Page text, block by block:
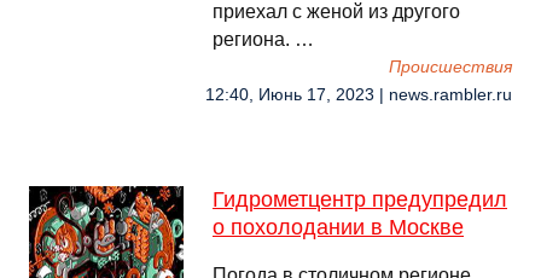
приехал с женой из другого
региона. …
Происшествия
12:40, Июнь 17, 2023 | news.rambler.ru
Гидрометцентр предупредил
о похолодании в Москве